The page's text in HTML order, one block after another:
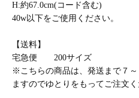
H:約67.0cm(コード含む)
40w以下をご使用ください。
【送料】
宅急便 200サイズ
※こちらの商品は、発送まで７
ますのでゆとりをもってご注文く